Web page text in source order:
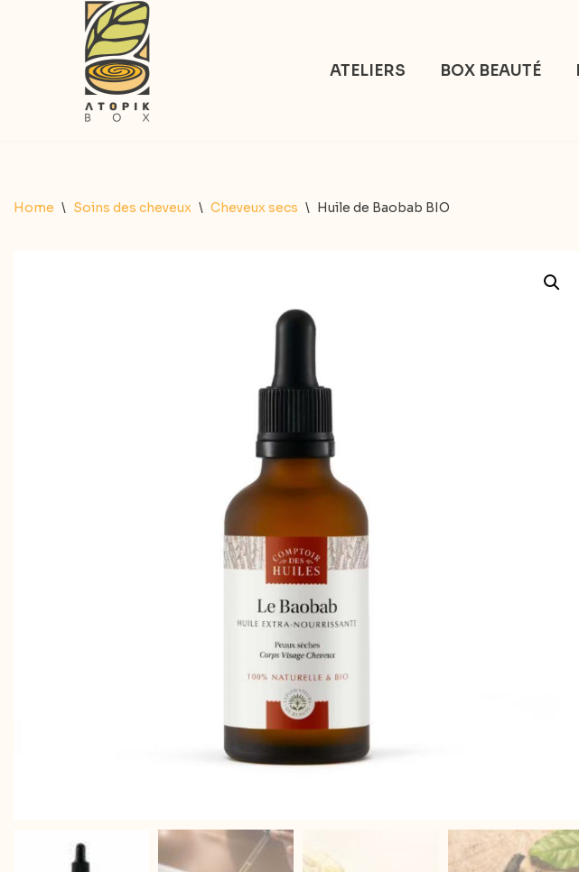
ATELIERS BOX BEAUTÉ
Home \ Soins des cheveux \ Cheveux secs \ Huile de Baobab BIO